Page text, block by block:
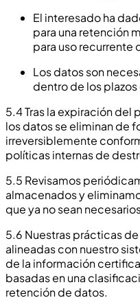
El interesado ha
para una retención
para uso recurrente
Los datos son
dentro de los
5.4 Tras la expiración
los datos se eliminan de
irreversiblemente
políticas internas de
5.5 Revisamos
almacenados y
que ya no sean
5.6 Nuestras prácticas
alineadas con nuestro
de la información
basadas en una
retención de datos.